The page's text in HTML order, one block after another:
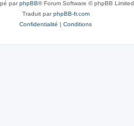
parphpBB® Forum Software © phpBB Limited
Traduit parphpBB-fr.com
Confidentialité | Conditions